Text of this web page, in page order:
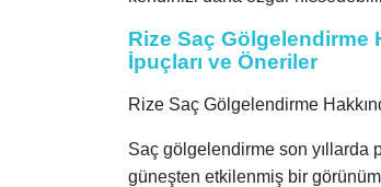
Rize Saç Gölgelendirme
İpuçları ve Öneriler
Rize Saç Gölgelendirme
Saç gölgelendirme son
güneşten etkilenmiş bir